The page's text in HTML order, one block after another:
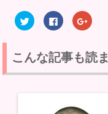
ク
リ
て
T
i
F
a
o
o
で
る
ク
リ
て
G
o
こんな記事も読